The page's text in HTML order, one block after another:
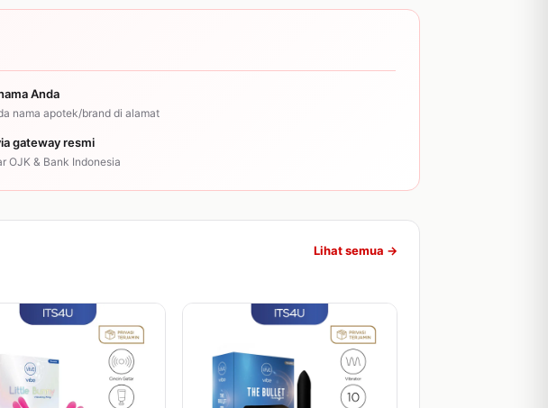
Anda
nama apotek/brand di alamat
gateway resmi
OJK & Bank Indonesia
Lihat semua →